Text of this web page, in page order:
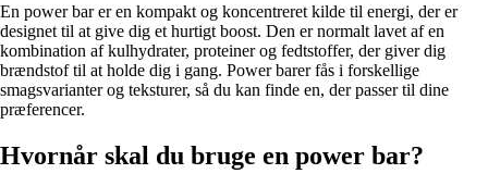
En power bar er en kompakt og koncentreret kilde til energi, der er
designet til at give dig et hurtigt boost. Den er normalt lavet af en
kombination af kulhydrater, proteiner og fedtstoffer, der giver dig
brændstof til at holde dig i gang. Power barer fås i forskellige
smagsvarianter og teksturer, så du kan finde en, der passer til dine
præferencer.
Hvornår skal du bruge en power bar?